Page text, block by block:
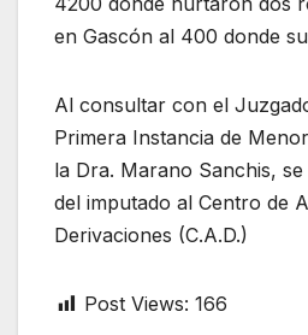
en Gascón al 400 donde
Al consultar con el
Primera Instancia de
la Dra. Marano Sanchis,
del imputado al Centro de
Derivaciones (C.A.D.)
Post Views: 166